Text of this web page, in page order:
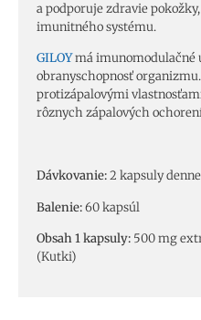
a podporuje zdravie
imunitného systému.
GILOYmá imunomodulačné
obranyschopnosť
protizápalovými
rôznych zápalových
Dávkovanie:2 kapsuly denne
Balenie:60 kapsúl
Obsah 1 kapsuly: 500 mg e
(Kutki)